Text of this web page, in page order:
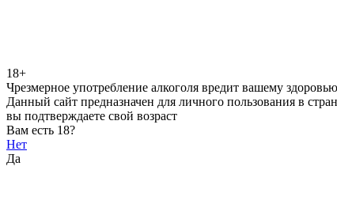
18+
Чрезмерное употребление алкоголя вредит вашему здоровью
Данный сайт предназначен для личного пользования в
вы подтверждаете свой возраст
Вам есть 18?
Нет
Да